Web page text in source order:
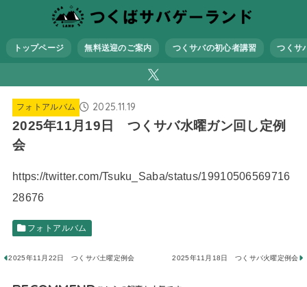
トップページ 無料送迎のご案内 つくサバの初心者講習 つくサ
フォトアルバム 2025.11.19
2025年11月19日 つくサバ水曜ガン回し定例
会
https://twitter.com/Tsuku_Saba/status/19910506569716
28676
フォトアルバム
2025年11月22日 つくサバ土曜定例会 2025年11月18日 つくサバ火曜定例会